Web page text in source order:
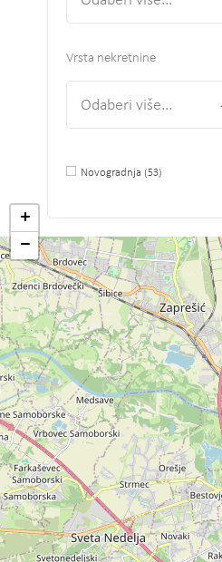
Vrsta nekretnine
Odaberi više...
Novogradnja (53)
+
−